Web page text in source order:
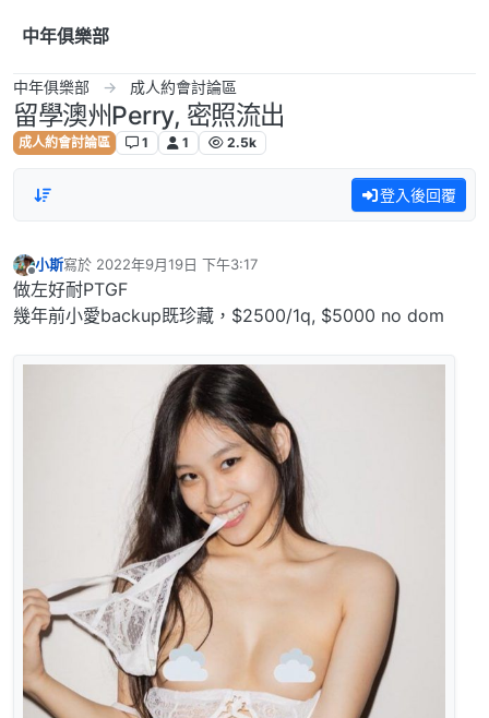
中年俱樂部
中年俱樂部 成人約會討論區
留學澳州Perry, 密照流出
成人約會討論區 1 1 2.5k
登入後回覆
離線
小斯寫於 2022年9月19日 下午3:17
最後由 編輯
做左好耐PTGF
幾年前小愛backup既珍藏，$2500/1q, $5000 no dom